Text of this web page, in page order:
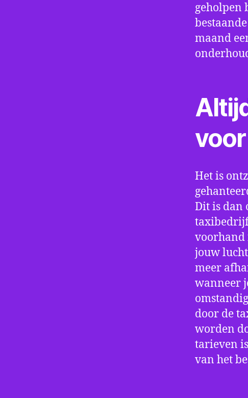
geholpen
maand
Het is
Dit is dan
voorhand
jouw
meer
wanneer
door de
worden
tarieven
van het